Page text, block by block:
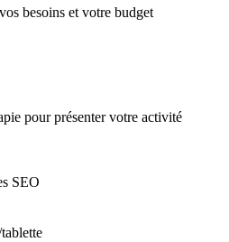
besoins et votre budget
pour présenter votre activité
SEO